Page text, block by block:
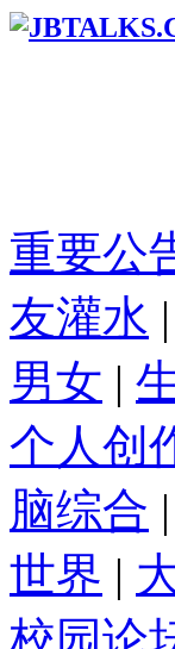
重要公
友灌水 |
男女 |
个人创
脑综合 |
世界 |